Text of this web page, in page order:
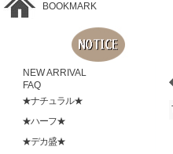
BOOKMARK
NEW ARRIVAL
FAQ
★ナチュラル★
★ハーフ★
★デカ盛★